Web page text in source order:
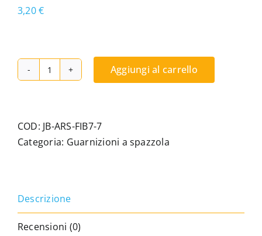
3,20€
7/7
setole
multifibra
–
Aggiungi al carrello
COD: JB-ARS-FIB7-7
Categoria: Guarnizioni a spazzola
Descrizione
Recensioni (0)